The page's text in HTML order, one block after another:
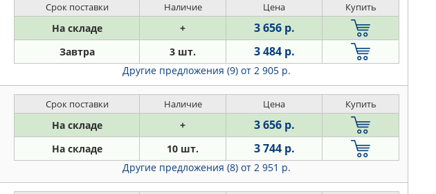
Срок поставки Наличие Цена Купить
На складе + 3 656 р.
Завтра 3 шт. 3 484 р.
Другие предложения (9) от 2 905 р.
Срок поставки Наличие Цена Купить
На складе + 3 656 р.
На складе 10 шт. 3 744 р.
Другие предложения (8) от 2 951 р.